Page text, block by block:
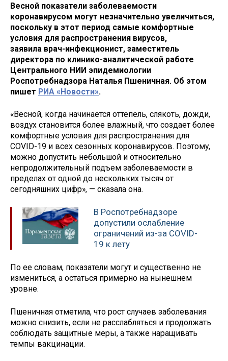
Весной показатели заболеваемости
коронавирусом могут незначительно увеличиться,
поскольку в этот период самые комфортные
условия для распространения вирусов,
заявила врач-инфекционист, заместитель
директора по клинико-аналитической работе
Центрального НИИ эпидемиологии
Роспотребнадзора Наталья Пшеничная. Об этом
пишет РИА «Новости».
«Весной, когда начинается оттепель, слякоть, дожди,
воздух становится более влажный, что создает более
комфортные условия для распространения для
COVID-19 и всех сезонных коронавирусов. Поэтому,
можно допустить небольшой и относительно
непродолжительный подъем заболеваемости в
пределах от одной до нескольких тысяч от
сегодняшних цифр», — сказала она.
В Роспотребнадзоре
допустили ослабление
ограничений из-за COVID-
19 к лету
По ее словам, показатели могут и существенно не
измениться, а остаться примерно на нынешнем
уровне.
Пшеничная отметила, что рост случаев заболевания
можно снизить, если не расслабляться и продолжать
соблюдать защитные меры, а также наращивать
темпы вакцинации.